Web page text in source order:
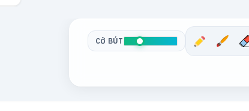
CỠ BÚT